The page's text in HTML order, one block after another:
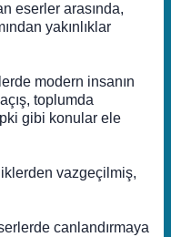
eserler arasında,
yakınlıklar
modern insanın
toplumda
gibi konular ele
vazgeçilmiş,
canlandırmaya